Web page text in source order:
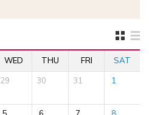
WED THU FRI SAT
29 30 31 1